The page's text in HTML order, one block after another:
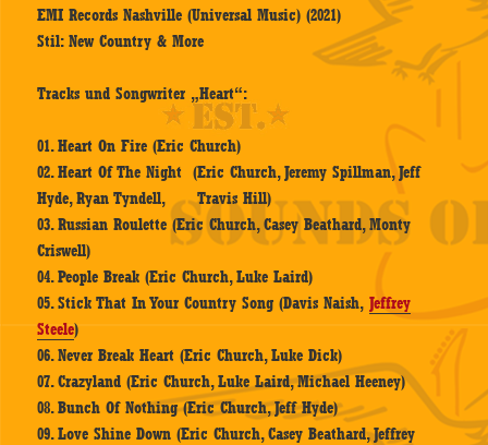
EMI Records Nashville (Universal Music) (2021)
Stil: New Country & More
Tracks und Songwriter „Heart“:
01. Heart On Fire (Eric Church)
02. Heart Of The Night (Eric Church, Jeremy Spillman, Jeff
Hyde, Ryan Tyndell, Travis Hill)
03. Russian Roulette (Eric Church, Casey Beathard, Monty
Criswell)
04. People Break (Eric Church, Luke Laird)
05. Stick That In Your Country Song (Davis Naish,Jeffrey
Steele)
06. Never Break Heart (Eric Church, Luke Dick)
07. Crazyland (Eric Church, Luke Laird, Michael Heeney)
08. Bunch Of Nothing (Eric Church, Jeff Hyde)
09. Love Shine Down (Eric Church, Casey Beathard, Jeffrey